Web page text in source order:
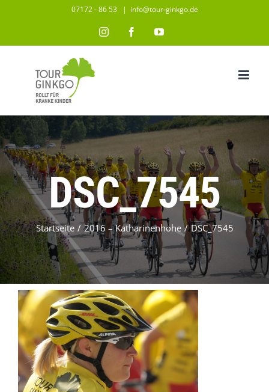
07172 - 86 53 | info@tour-ginkgo.de
InstagramFacebookYouTube
DSC_7545
Startseite / 2016 – Katharinenhöhe / DSC_7545